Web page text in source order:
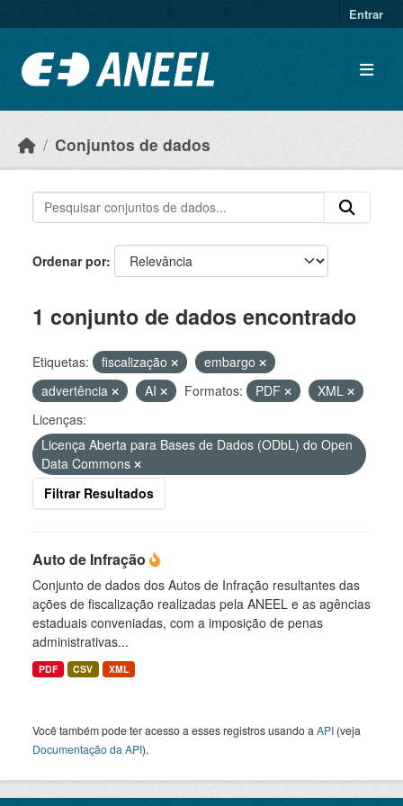
Entrar
Conjuntos de dados
Ordenar por
1 conjunto de dados encontrado
Etiquetas: fiscalização
embargo
advertência
AI Formatos: PDF
XML
Licenças:
Licença Aberta para Bases de Dados (ODbL) do Open
Data Commons
Filtrar Resultados
Auto de Infração
Conjunto de dados dos Autos de Infração resultantes das
ações de fiscalização realizadas pela ANEEL e as agências
estaduais conveniadas, com a imposição de penas
administrativas...
PDF CSV XML
Você também pode ter acesso a esses registros usando a API (veja
Documentação da API).